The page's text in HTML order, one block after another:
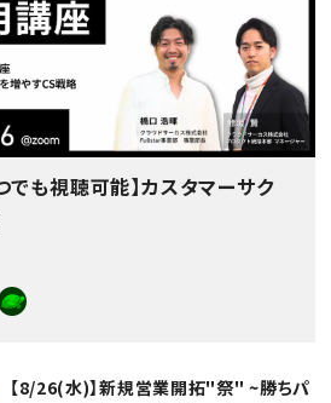
でも視聴可能】カスタマーサク
【8/26(水)】新規営業開拓"祭" ~勝ちパ